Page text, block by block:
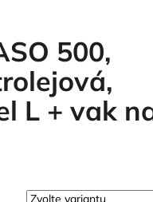
500,
L + vak